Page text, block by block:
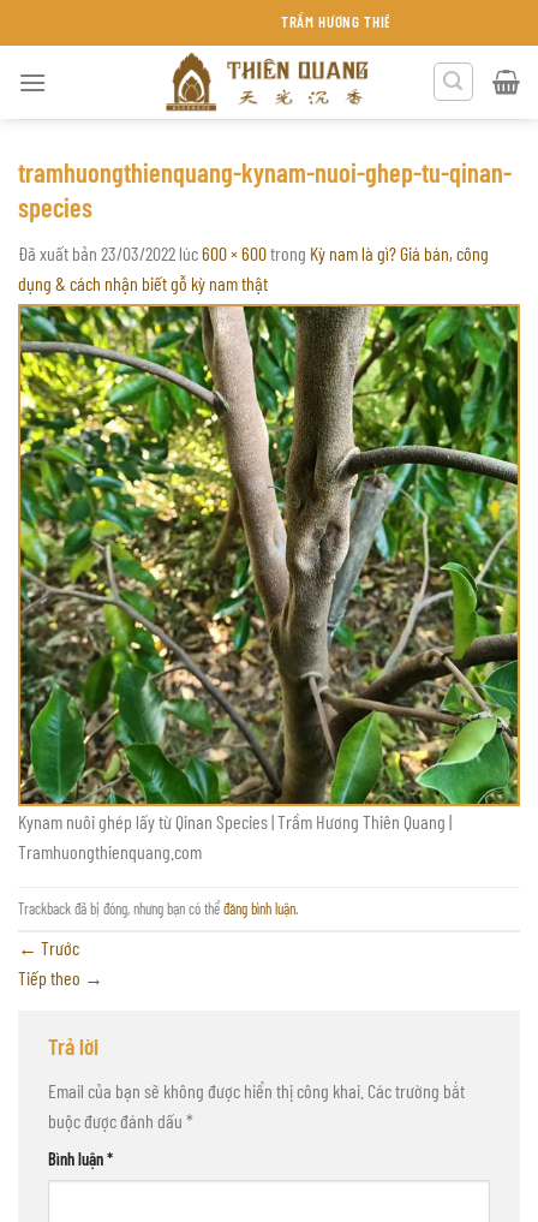
đến
TRẦM HƯƠNG THIÊN QUANG KHÁNH HÒA
tramhuongthienquang-kynam-nuoi-ghep-tu-qinan-
species
Đã xuất bản 23/03/2022 lúc600 × 600trong Kỳ nam là gì? Giá bán, công
dụng & cách nhận biết gỗ kỳ nam thật
Kynam nuôi ghép lấy từ Qinan Species | Trầm Hương Thiên Quang |
Tramhuongthienquang.com
Trackback đã bị đóng, nhưng bạn có thểđăng bình luận.
← Trước
Tiếp theo →
Trả lời
Email của bạn sẽ không được hiển thị công khai. Các trường bắt
buộc được đánh dấu *
Bình luận*